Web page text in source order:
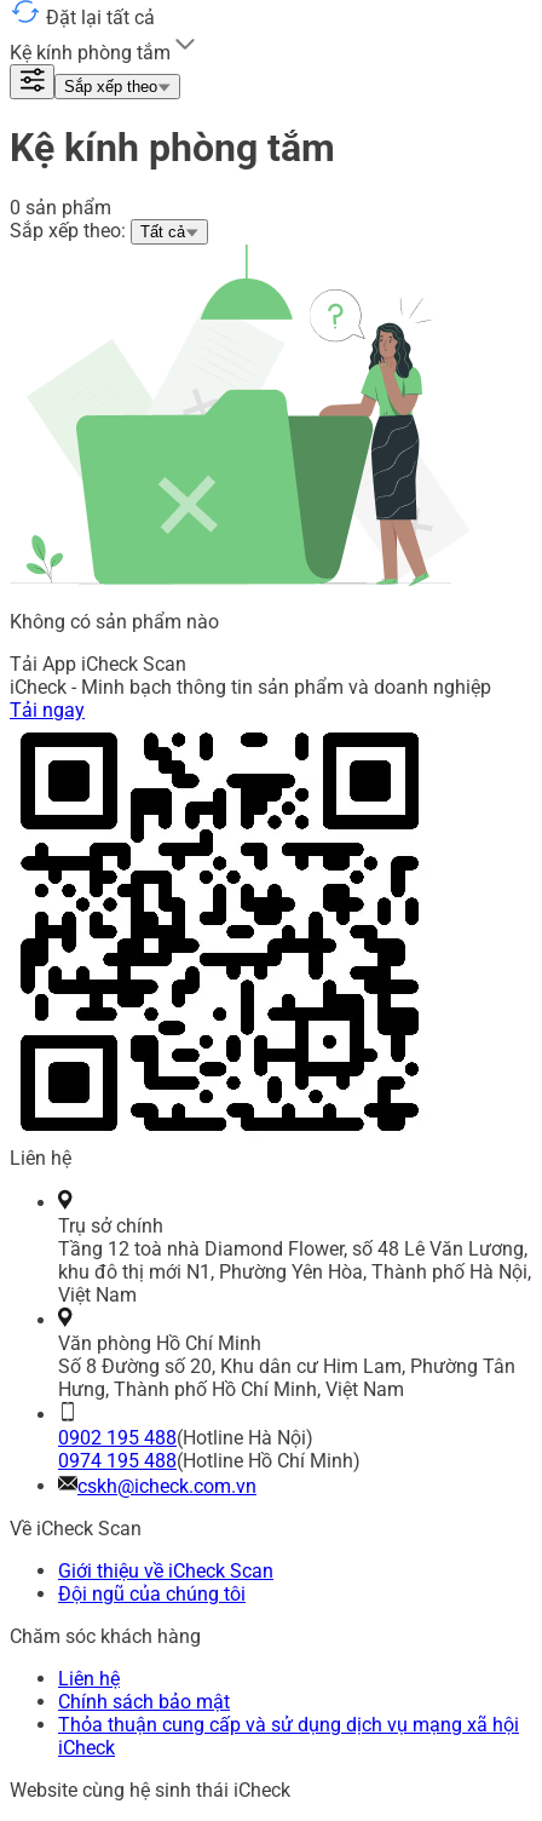
Đặt lại tất cả
Kệ kính phòng tắm
Sắp xếp theo
Kệ kính phòng tắm
0 sản phẩm
Sắp xếp theo:
Tất cả
Không có sản phẩm nào
Tải App iCheck Scan
iCheck - Minh bạch thông tin sản phẩm và doanh nghiệp
Tải ngay
Liên hệ
Trụ sở chính
Tầng 12 toà nhà Diamond Flower, số 48 Lê Văn Lương,
khu đô thị mới N1, Phường Yên Hòa, Thành phố Hà Nội,
Việt Nam
Văn phòng Hồ Chí Minh
Số 8 Đường số 20, Khu dân cư Him Lam, Phường Tân
Hưng, Thành phố Hồ Chí Minh, Việt Nam
0902 195 488(Hotline Hà Nội)
0974 195 488(Hotline Hồ Chí Minh)
cskh@icheck.com.vn
Về iCheck Scan
Giới thiệu về iCheck Scan
Đội ngũ của chúng tôi
Chăm sóc khách hàng
Liên hệ
Chính sách bảo mật
Thỏa thuận cung cấp và sử dụng dịch vụ mạng xã hội
iCheck
Website cùng hệ sinh thái iCheck